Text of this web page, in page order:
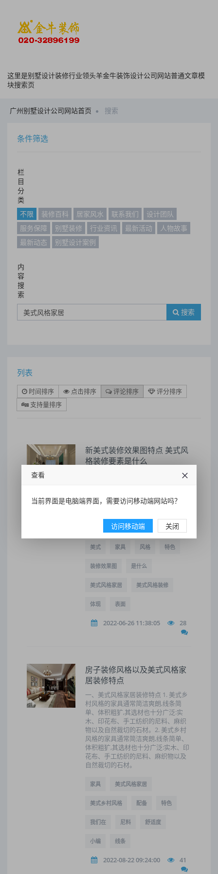
这里是别墅设计装修行业领头羊金牛装饰设计公司网站普通文章模
块搜索页
广州别墅设计公司网站首页 搜索
条件筛选
栏
目
分
类
不限
装修百科 居家风水 联系我们
设计团队
服务保障
别墅装修 行业资讯 最新活动
人物故事
最新动态
别墅设计案例
内
容
搜
索
搜索
列表
时间排序 点击排序 评论排序
评分排序
支持量排序
新美式装修效果图特点 美式风
格装修要素是什么
2、牛仔体现个性- 美式田园风格装修
用精致的牛皮或者牛仔纹理的布艺沙
格装修要素是什么。美式风格装修要
素是什么。
美式 家具 风格 特色
装修效果图 是什么
美式风格家居 美式风格装修
体现 表面
2022-06-26 11:38:05 28
房子装修风格以及美式风格家
居装修特点
一、美式风格家居装修特点 1. 美式乡
村风格的家具通常简洁爽朗,线条简
单、体积粗犷,其选材也十分广泛:实
木、印花布、手工纺织的尼料、麻织
物以及自然裁切的石材。2. 美式乡村
风格的家具通常简洁爽朗,线条简单、
体积粗犷,其选材也十分广泛:实木、印
花布、手工纺织的尼料、麻织物以及
自然裁切的石材。
家具 美式风格家居
美式乡村风格 配备 特色
我们在 尼料 舒适度
小编 线条
2022-08-22 09:24:00 41
查看
当前界面是电脑端界面，需要访问移动端网站吗？
访问移动端 关闭